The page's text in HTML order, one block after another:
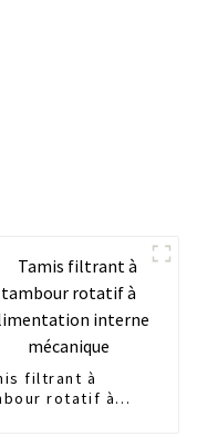
filtrant à
rotatif à